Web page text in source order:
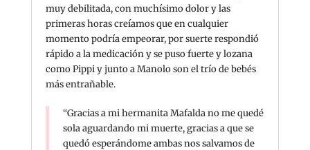
muy debilitada, con muchísimo dolor y las
primeras horas creíamos que en cualquier
momento podría empeorar, por suerte respondió
rápido a la medicación y se puso fuerte y lozana
como Pippi y junto a Manolo son el trío de bebés
más entrañable.
“Gracias a mi hermanita Mafalda no me quedé
sola aguardando mi muerte, gracias a que se
quedó esperándome ambas nos salvamos de